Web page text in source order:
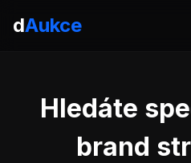
dAukce
Hledáte
brand